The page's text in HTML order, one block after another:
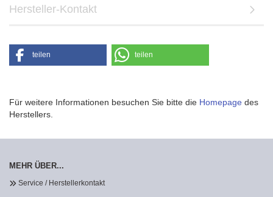
Hersteller-Kontakt
teilen teilen
Für weitere Informationen besuchen Sie bitte die Homepage des
Herstellers.
MEHR ÜBER...
Service / Herstellerkontakt